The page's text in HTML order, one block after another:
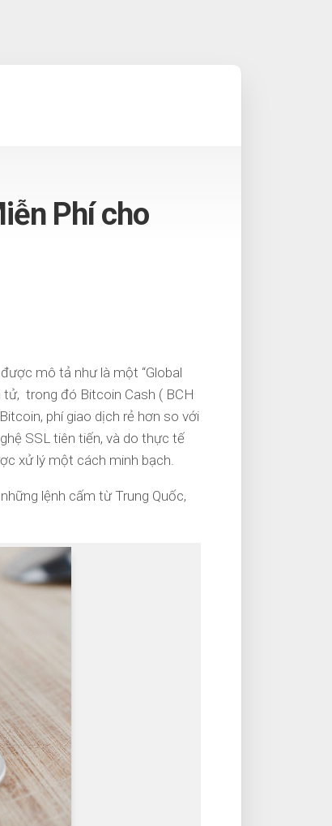
Phí cho
mô tả như là một “Global
tử, trong đó Bitcoin Cash ( BCH
phí giao dịch rẻ hơn so với
SSL tiên tiến, và do thực tế
xử lý một cách minh bạch.
lệnh cấm từ Trung Quốc,